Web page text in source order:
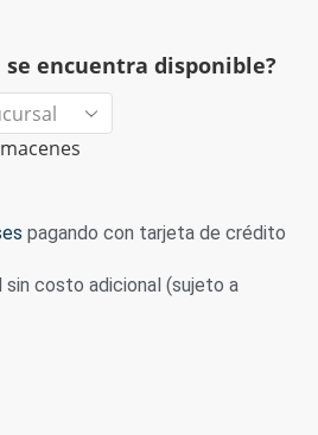
se encuentra disponible?
pagando con tarjeta de crédito
sin costo adicional (sujeto a